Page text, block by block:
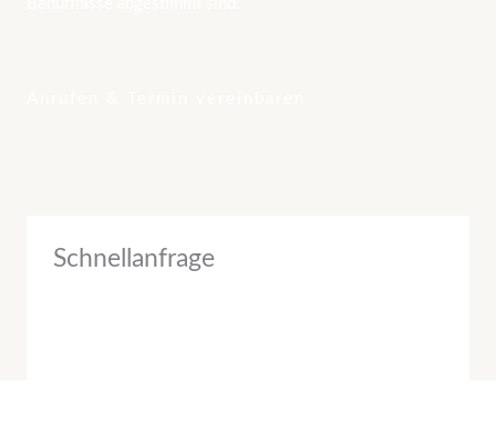
Schnellanfrage